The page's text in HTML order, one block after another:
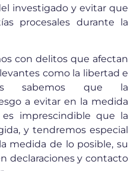
investigado y evitar que
procesales durante la
con delitos que afectan
como la libertad e
sabemos que la
a evitar en la medida
imprescindible que la
y tendremos especial
medida de lo posible, su
declaraciones y contacto